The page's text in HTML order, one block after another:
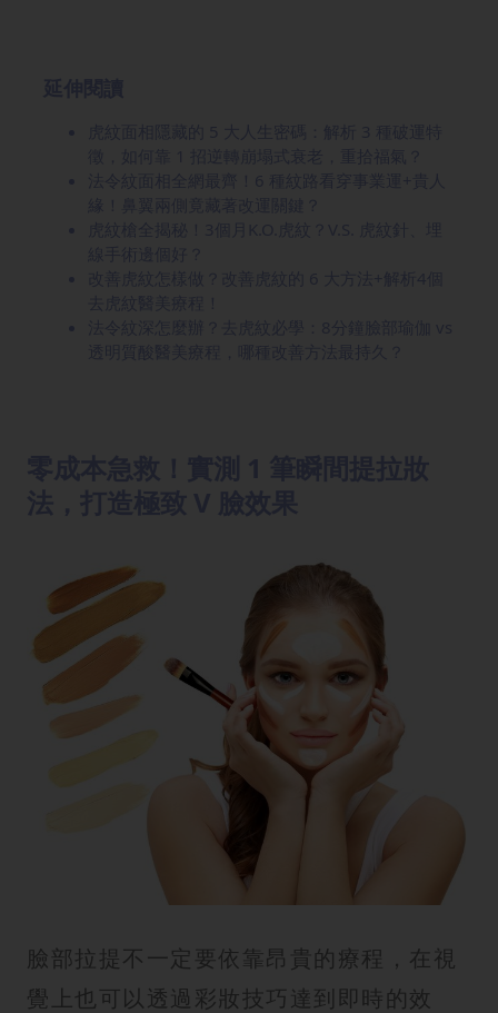
臉部拉提不一定要依靠昂貴的療程，在視
覺上也可以透過彩妝技巧達到即時的效